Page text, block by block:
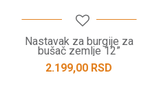
Nastavak za burgije za
bušač zemlje 12”
2.199,00 RSD